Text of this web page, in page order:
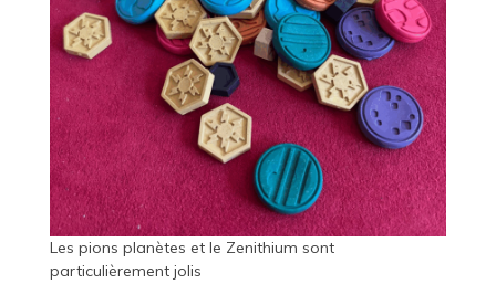
Les pions planètes et le Zenithium sont
particulièrement jolis